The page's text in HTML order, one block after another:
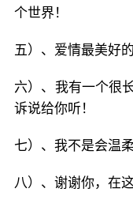
个世界！
五）、爱情最美好
六）、我有一个很
诉说给你听！
七）、我不是会温
八）、谢谢你，在